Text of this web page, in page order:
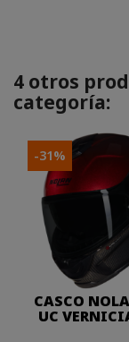
4 otros
categoría:
CASCO
UC
-31%